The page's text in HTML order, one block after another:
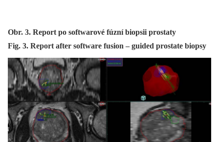
Obr. 3. Report po softwarové fúzní biopsii prostaty
Fig. 3. Report after software fusion – guided prostate biopsy